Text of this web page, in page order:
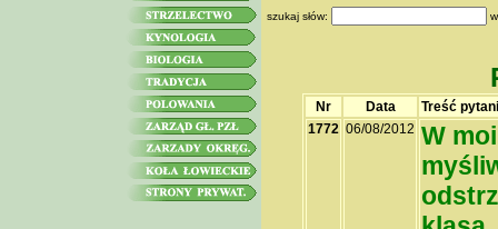
szukaj słów:
Nr Data
Treść
1772 06/08/2012 W